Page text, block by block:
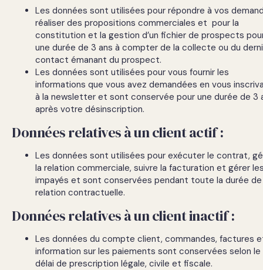
Les données sont utilisées pour répondre à vos
réaliser des propositions commerciales et pour la
constitution et la gestion d’un fichier de prospects
une durée de 3 ans à compter de la collecte ou du
contact émanant du prospect.
Les données sont utilisées pour vous fournir les
informations que vous avez demandées en vous
à la newsletter et sont conservée pour une durée de 3
après votre désinscription.
Données relatives à un client actif :
Les données sont utilisées pour exécuter le contrat,
la relation commerciale, suivre la facturation et gérer
impayés et sont conservées pendant toute la durée de
relation contractuelle.
Données relatives à un client inactif :
Les données du compte client, commandes, factures
information sur les paiements sont conservées selon le
délai de prescription légale, civile et fiscale.